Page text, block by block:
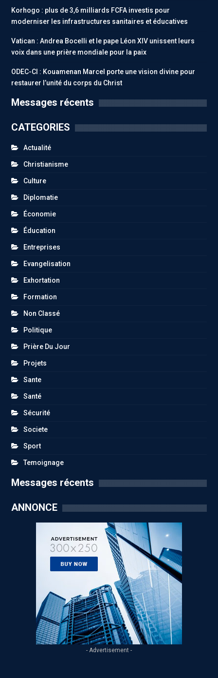
Korhogo : plus de 3,6 milliards FCFA investis pour
moderniser les infrastructures sanitaires et éducatives
Vatican : Andrea Bocelli et le pape Léon XIV unissent leurs
voix dans une prière mondiale pour la paix
ODEC-CI : Kouamenan Marcel porte une vision divine pour
restaurer l’unité du corps du Christ
Messages récents
CATEGORIES
Actualité
Christianisme
Culture
Diplomatie
Économie
Éducation
Entreprises
Evangelisation
Exhortation
Formation
Non Classé
Politique
Prière Du Jour
Projets
Sante
Santé
Sécurité
Societe
Sport
Temoignage
Messages récents
ANNONCE
- Advertisement -